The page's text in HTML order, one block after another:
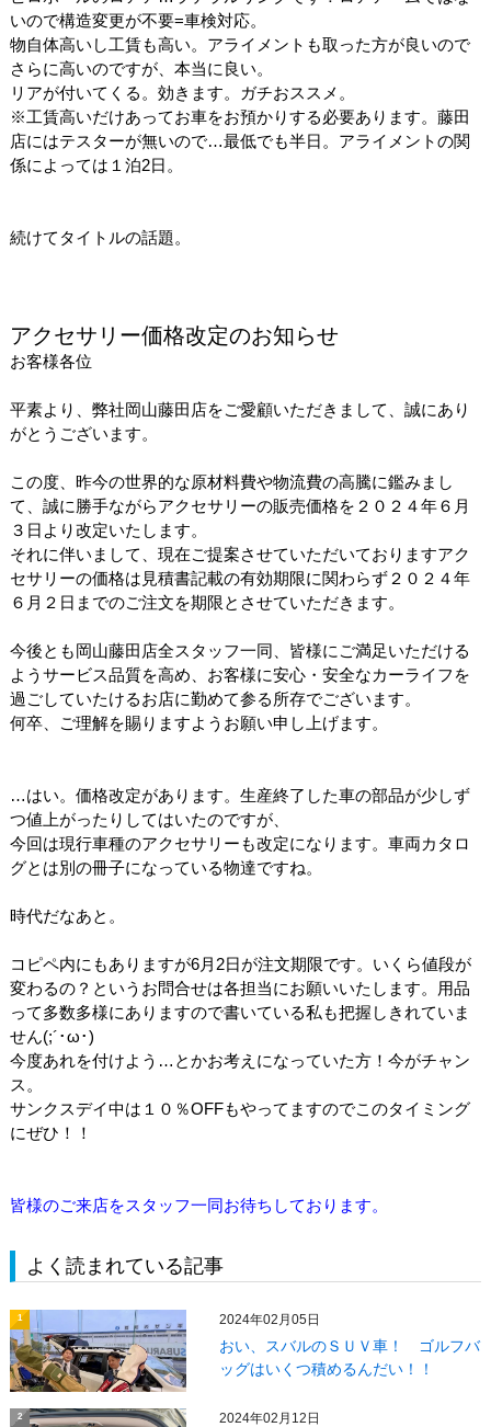
いので構造変更が不要=車検対応。
物自体高いし工賃も高い。アライメントも取った方が良いので
さらに高いのですが、本当に良い。
リアが付いてくる。効きます。ガチおススメ。
※工賃高いだけあってお車をお預かりする必要あります。藤田
店にはテスターが無いので…最低でも半日。アライメントの関
係によっては１泊2日。
続けてタイトルの話題。
アクセサリー価格改定のお知らせ
お客様各位
平素より、弊社岡山藤田店をご愛顧いただきまして、誠にあり
がとうございます。
この度、昨今の世界的な原材料費や物流費の高騰に鑑みまし
て、誠に勝手ながらアクセサリーの販売価格を２０２４年６月
３日より改定いたします。
それに伴いまして、現在ご提案させていただいておりますアク
セサリーの価格は見積書記載の有効期限に関わらず２０２４年
６月２日までのご注文を期限とさせていただきます。
今後とも岡山藤田店全スタッフ一同、皆様にご満足いただける
ようサービス品質を高め、お客様に安心・安全なカーライフを
過ごしていたけるお店に勤めて参る所存でございます。
何卒、ご理解を賜りますようお願い申し上げます。
…はい。価格改定があります。生産終了した車の部品が少しず
つ値上がったりしてはいたのですが、
今回は現行車種のアクセサリーも改定になります。車両カタロ
グとは別の冊子になっている物達ですね。
時代だなあと。
コピペ内にもありますが6月2日が注文期限です。いくら値段が
変わるの？というお問合せは各担当にお願いいたします。用品
って多数多様にありますので書いている私も把握しきれていま
せん(;´･ω･)
今度あれを付けよう…とかお考えになっていた方！今がチャン
ス。
サンクスデイ中は１０％OFFもやってますのでこのタイミング
にぜひ！！
皆様のご来店をスタッフ一同お待ちしております。
よく読まれている記事
1 2024年02月05日
おい、スバルのＳＵＶ車！ ゴルフバ
ッグはいくつ積めるんだい！！
2 2024年02月12日